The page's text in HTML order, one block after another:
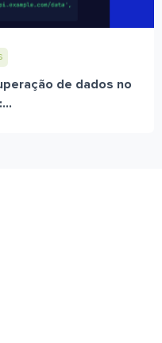
de dados no